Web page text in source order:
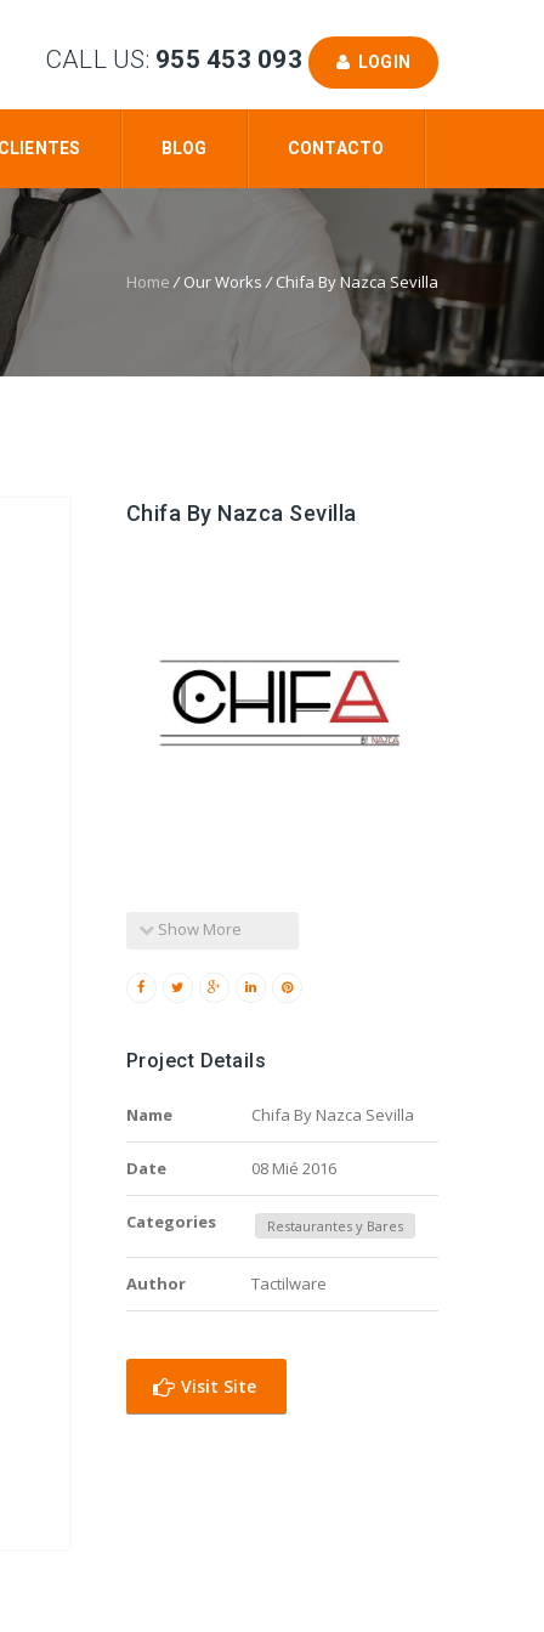
CALL US: 955 453 093 LOGIN
CLIENTES BLOG CONTACTO
Home /Our Works/ Chifa By Nazca Sevilla
Chifa By Nazca Sevilla
Show More
Project Details
Name Chifa By Nazca Sevilla
Date 08 Mié 2016
Categories Restaurantes y Bares
Author Tactilware
Visit Site